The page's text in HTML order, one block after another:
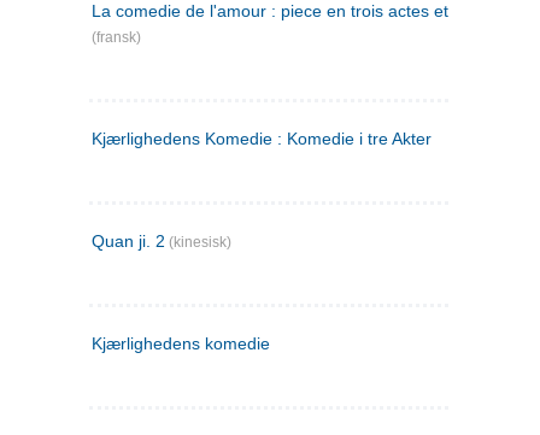
La comedie de l'amour : piece en trois actes et en vers
(fransk)
Kjærlighedens Komedie : Komedie i tre Akter
Quan ji. 2 (kinesisk)
Kjærlighedens komedie